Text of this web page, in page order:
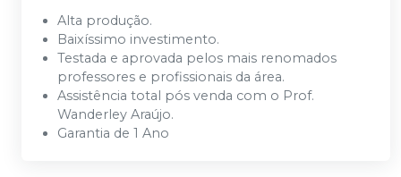
Alta produção.
Baixíssimo investimento.
Testada e aprovada pelos mais renomados
professores e profissionais da área.
Assistência total pós venda com o Prof.
Wanderley Araújo.
Garantia de 1 Ano